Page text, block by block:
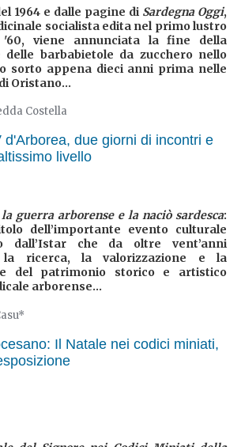
1964 e dalle pagine di Sardegna Oggi,
socialista edita nel primo lustro
viene annunciata la fine della
delle barbabietole da zucchero nello
sorto appena dieci anni prima nelle
Oristano...
Costella
d'Arborea, due giorni di incontri e
livello
guerra arborense e la naciò sardesca:
dell’importante evento culturale
dall’Istar che da oltre vent’anni
la ricerca, la valorizzazione e la
del patrimonio storico e artistico
arborense...
Il Natale nei codici miniati,